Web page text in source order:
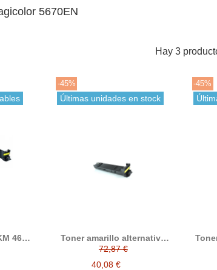
5670EN
Hay 3
4650
-45%
Últimas unidades en stock
Toner amarillo alternativo
con Konica Minolta
Magicolor 5500 / 5550 /
5570 / 5650 / 5670
72,87 €
40,08 €
-45%